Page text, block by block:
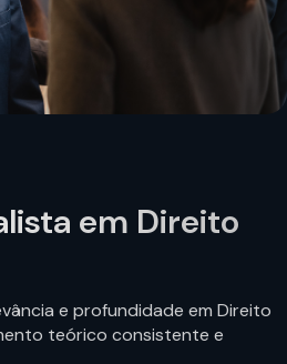
em Direito
e profundidade em Direito
teórico consistente e